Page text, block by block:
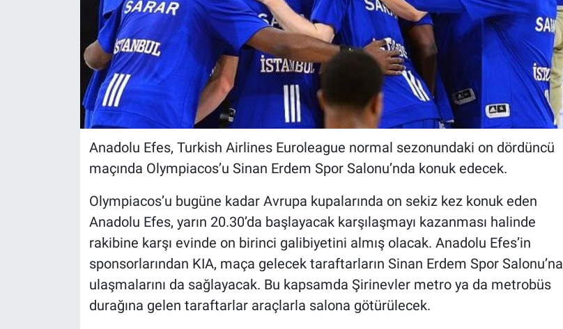
Anadolu Efes, Turkish Airlines Euroleague normal sezonundaki on dördüncü
maçında Olympiacos’u Sinan Erdem Spor Salonu’nda konuk edecek.
Olympiacos’u bugüne kadar Avrupa kupalarında on sekiz kez konuk eden
Anadolu Efes, yarın 20.30’da başlayacak karşılaşmayı kazanması halinde
rakibine karşı evinde on birinci galibiyetini almış olacak. Anadolu Efes’in
sponsorlarından KIA, maça gelecek taraftarların Sinan Erdem Spor Salonu’na
ulaşmalarını da sağlayacak. Bu kapsamda Şirinevler metro ya da metrobüs
durağına gelen taraftarlar araçlarla salona götürülecek.
Bilim ve Teknoloji